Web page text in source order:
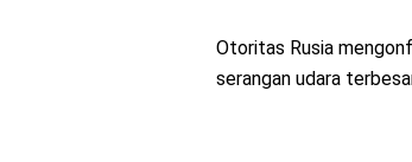
Otoritas Rusia
serangan udara